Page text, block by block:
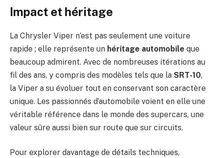
Impact et héritage
La Chrysler Viper n’est pas seulement une voiture
rapide ; elle représente un héritage automobile que
beaucoup admirent. Avec de nombreuses itérations au
fil des ans, y compris des modèles tels que la SRT-10,
la Viper a su évoluer tout en conservant son caractère
unique. Les passionnés d’automobile voient en elle une
véritable référence dans le monde des supercars, une
valeur sûre aussi bien sur route que sur circuits.
Pour explorer davantage de détails techniques,